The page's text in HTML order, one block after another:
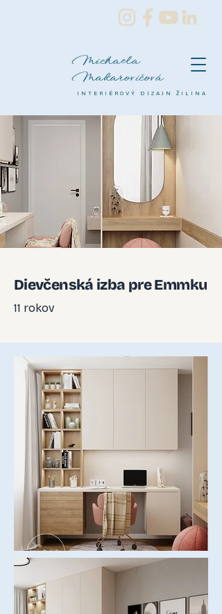
Michaela
Makarovičová
INTERIÉROVÝ DIZAJN ŽILINA
Dievčenská izba pre Emmku
11 rokov